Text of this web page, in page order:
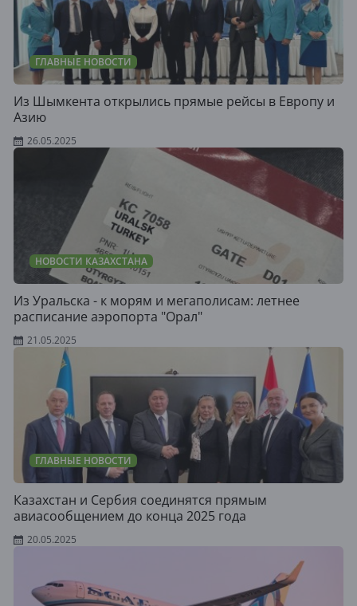
ГЛАВНЫЕ НОВОСТИ
Из Шымкента открылись прямые рейсы в Европу и
Азию
26.05.2025
НОВОСТИ КАЗАХСТАНА
Из Уральска - к морям и мегаполисам: летнее
расписание аэропорта "Орал"
21.05.2025
ГЛАВНЫЕ НОВОСТИ
Казахстан и Сербия соединятся прямым
авиасообщением до конца 2025 года
20.05.2025